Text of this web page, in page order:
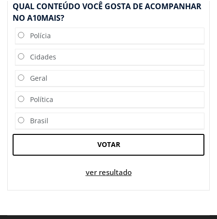
QUAL CONTEÚDO VOCÊ GOSTA DE ACOMPANHAR
NO A10MAIS?
Polícia
Cidades
Geral
Política
Brasil
VOTAR
ver resultado